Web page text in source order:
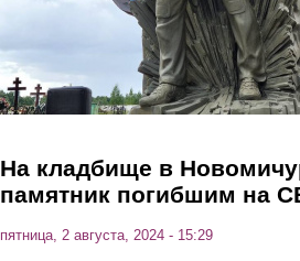
На кладбище в
памятник погибшим на
пятница, 2 августа, 2024 - 15:29